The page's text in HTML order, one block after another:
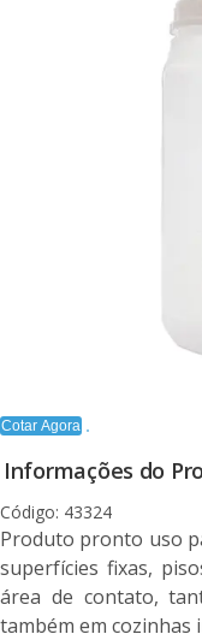
Cotar Agora
Informações do
Código: 43324
Produto pronto uso
superfícies fixas,
área de contato,
também em cozinhas